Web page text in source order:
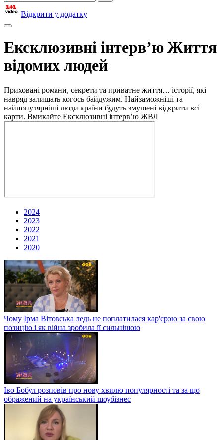
Відкрити у додатку
Ексклюзивні інтерв’ю Життя
відомих людей
Приховані романи, секрети та приватне життя… історії, які
навряд залишать когось байдужим. Найзаможніші та
найпопулярніші люди країни будуть змушені відкрити всі
карти. Вмикайте Ексклюзивні інтерв’ю ЖВЛ
2024
2023
2022
2021
2020
Чому Ірма Вітовська ледь не поплатилася кар'єрою за свою
позицію і як війна зробила її сильнішою
Іво Бобул розповів про нову хвилю популярності та за що
ображений на український шоубізнес